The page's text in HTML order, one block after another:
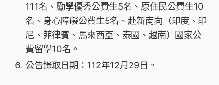
111名、勵學優秀公費生5名、原住民公費生10
名、身心障礙公費生5名、赴新南向（印度、印
尼、菲律賓、馬來西亞、泰國、越南）國家公
費留學10名。
公告錄取日期：112年12月29日。